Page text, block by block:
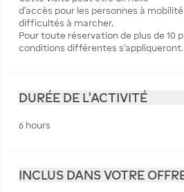
d’accès pour les personnes à
difficultés à marcher.
Pour toute réservation de plus de 10
conditions différentes s’appliqueront.
DURÉE DE L'ACTIVITÉ
6 hours
INCLUS DANS VOTRE